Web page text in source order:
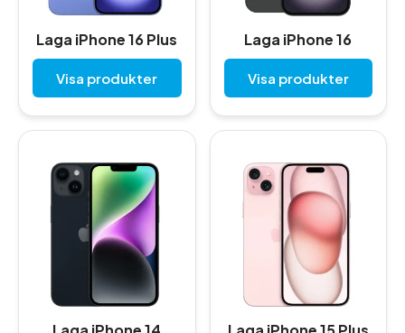
Laga iPhone 16 Plus
Visa produkter
Laga iPhone 16
Visa produkter